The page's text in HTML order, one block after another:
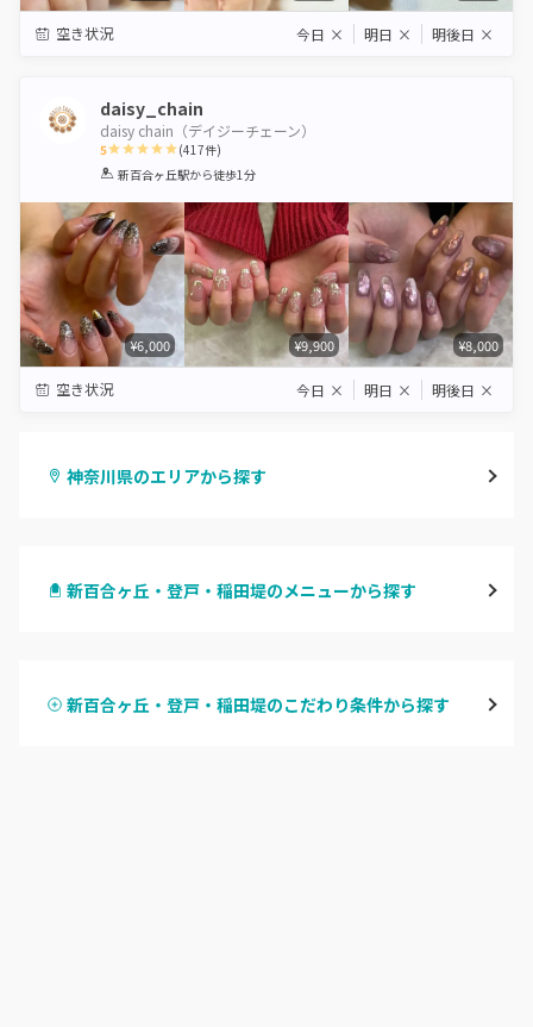
空き状況 今日 × 明日 × 明後日 ×
daisy_chain
daisy chain（デイジーチェーン）
5
1 2 3 4 5
(417件)
新百合ヶ丘駅から徒歩1分
¥6,000 ¥9,900 ¥8,000
空き状況 今日 × 明日 × 明後日 ×
神奈川県のエリアから探す
新百合ヶ丘・登戸・稲田堤のメニューから探す
ハンドスカルプ
新百合ヶ丘・登戸・稲田堤のこだわり条件から探す